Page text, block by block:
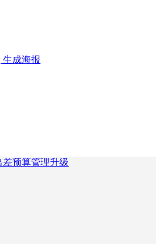
生成海报
预算管理升级